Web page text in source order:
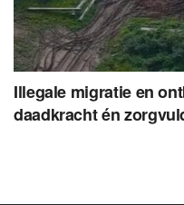
Illegale migratie en
daadkracht én